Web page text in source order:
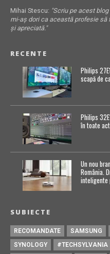
Mihai Stescu: "Scriu pe acest
mi-aș dori ca această profesie să
și apreciată."
RECENTE
Philips
scapă de
Philips
în toate
Un nou
România.
inteligente
SUBIECTE
RECOMANDATE SAMSUNG
SYNOLOGY
#TECHSYLVANIA